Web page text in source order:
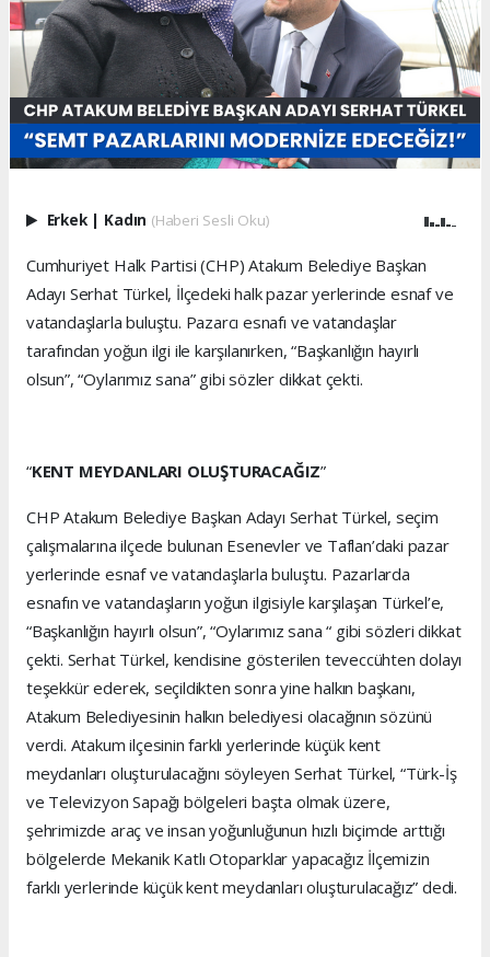
Erkek | Kadın (Haberi Sesli Oku)
Cumhuriyet Halk Partisi (CHP) Atakum Belediye Başkan
Adayı Serhat Türkel, İlçedeki halk pazar yerlerinde esnaf ve
vatandaşlarla buluştu. Pazarcı esnafı ve vatandaşlar
tarafından yoğun ilgi ile karşılanırken, “Başkanlığın hayırlı
olsun”, “Oylarımız sana” gibi sözler dikkat çekti.
“KENT MEYDANLARI OLUŞTURACAĞIZ”
CHP Atakum Belediye Başkan Adayı Serhat Türkel, seçim
çalışmalarına ilçede bulunan Esenevler ve Taflan’daki pazar
yerlerinde esnaf ve vatandaşlarla buluştu. Pazarlarda
esnafın ve vatandaşların yoğun ilgisiyle karşılaşan Türkel’e,
“Başkanlığın hayırlı olsun”, “Oylarımız sana “ gibi sözleri dikkat
çekti. Serhat Türkel, kendisine gösterilen teveccühten dolayı
teşekkür ederek, seçildikten sonra yine halkın başkanı,
Atakum Belediyesinin halkın belediyesi olacağının sözünü
verdi. Atakum ilçesinin farklı yerlerinde küçük kent
meydanları oluşturulacağını söyleyen Serhat Türkel, “Türk-İş
ve Televizyon Sapağı bölgeleri başta olmak üzere,
şehrimizde araç ve insan yoğunluğunun hızlı biçimde arttığı
bölgelerde Mekanik Katlı Otoparklar yapacağız İlçemizin
farklı yerlerinde küçük kent meydanları oluşturulacağız” dedi.